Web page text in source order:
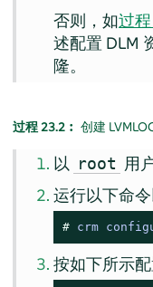
否则，如过
述配置 DLM
隆。
过程 23.2︰ 创建
以 root 用
运行以下命
# crm
按如下所示